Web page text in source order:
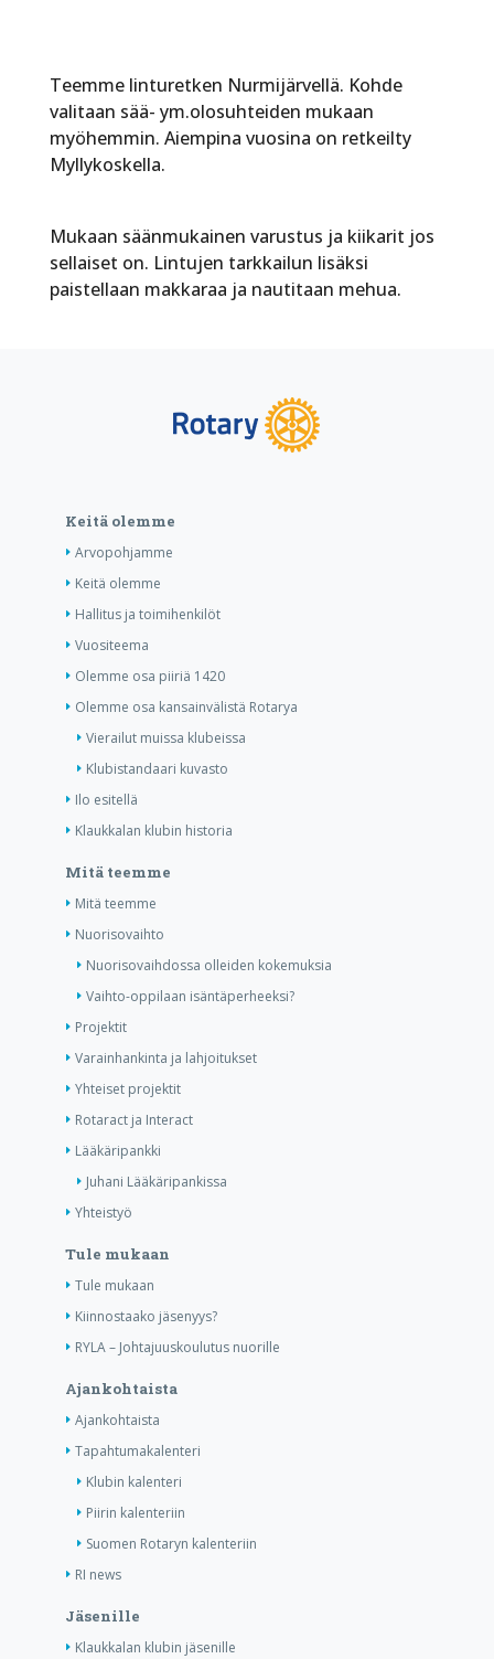
Teemme linturetken Nurmijärvellä. Kohde
valitaan sää- ym.olosuhteiden mukaan
myöhemmin. Aiempina vuosina on retkeilty
Myllykoskella.
Mukaan säänmukainen varustus ja kiikarit jos
sellaiset on. Lintujen tarkkailun lisäksi
paistellaan makkaraa ja nautitaan mehua.
Keitä olemme
Arvopohjamme
Keitä olemme
Hallitus ja toimihenkilöt
Vuositeema
Olemme osa piiriä 1420
Olemme osa kansainvälistä Rotarya
Vierailut muissa klubeissa
Klubistandaari kuvasto
Ilo esitellä
Klaukkalan klubin historia
Mitä teemme
Mitä teemme
Nuorisovaihto
Nuorisovaihdossa olleiden kokemuksia
Vaihto-oppilaan isäntäperheeksi?
Projektit
Varainhankinta ja lahjoitukset
Yhteiset projektit
Rotaract ja Interact
Lääkäripankki
Juhani Lääkäripankissa
Yhteistyö
Tule mukaan
Tule mukaan
Kiinnostaako jäsenyys?
RYLA – Johtajuuskoulutus nuorille
Ajankohtaista
Ajankohtaista
Tapahtumakalenteri
Klubin kalenteri
Piirin kalenteriin
Suomen Rotaryn kalenteriin
RI news
Jäsenille
Klaukkalan klubin jäsenille